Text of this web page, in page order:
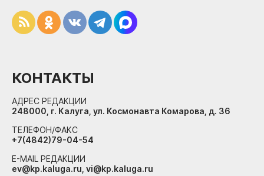
КОНТАКТЫ
АДРЕС РЕДАКЦИИ
248000, г. Калуга, ул. Космонавта Комарова, д. 36
ТЕЛЕФОН/ФАКС
+7(4842)79-04-54
E-MAIL РЕДАКЦИИ
ev@kp.kaluga.ru, vi@kp.kaluga.ru